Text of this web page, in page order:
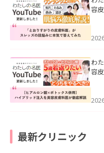
容
わ
容
た。
最新クリニック